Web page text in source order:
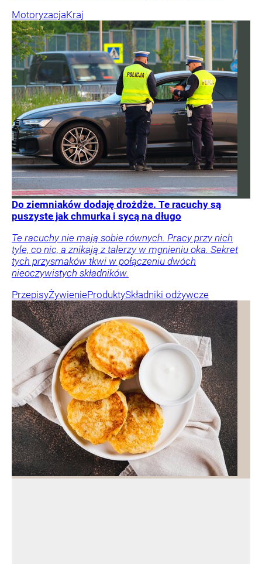
MotoryzacjaKraj
Do ziemniaków dodaję drożdże. Te racuchy są
puszyste jak chmurka i sycą na długo
Te racuchy nie mają sobie równych. Pracy przy nich
tyle, co nic, a znikają z talerzy w mgnieniu oka. Sekret
tych przysmaków tkwi w połączeniu dwóch
nieoczywistych składników.
PrzepisyŻywienieProduktySkładniki odżywcze